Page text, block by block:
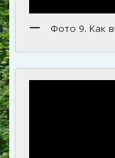
Фото 9. Как